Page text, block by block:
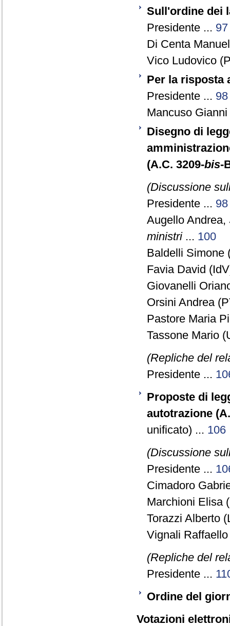
Sull'ordine dei
Presidente ... 97
Di Centa
Vico Ludovico
Per la risposta
Presidente ... 98
Mancuso
Disegno di
(A.C. 3209-bis-
(Discussione
Presidente ... 98
Augello Andrea,
ministri... 100
Baldelli Simone
Favia David
Giovanelli
Orsini Andrea
Pastore Maria
Tassone Mario
(Repliche del
Presidente ...
Proposte di
autotrazione
unificato) ... 106
(Discussione
Presidente ...
Cimadoro
Marchioni Elisa
Torazzi Alberto
Vignali
(Repliche del
Presidente ...
Ordine del
Votazioni